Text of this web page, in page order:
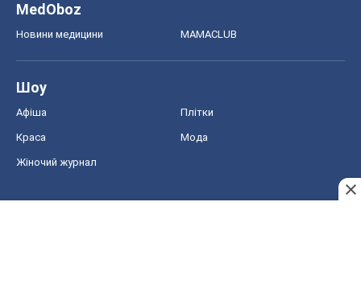
MedOboz
Новини медицини MAMACLUB
Шоу
Афіша Плітки
Краса Мода
Жіночий журнал